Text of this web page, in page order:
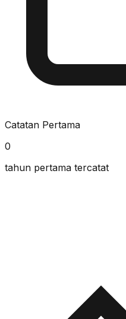
Catatan Pertama
0
tahun pertama tercatat